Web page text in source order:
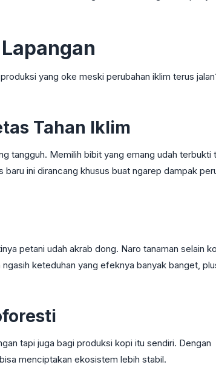
yang oke meski perubahan iklim terus
Tahan Iklim
tangguh. Memilih bibit yang emang udah terbukti
ini dirancang khusus buat ngarep dampak
petani udah akrab dong. Naro tanaman selain
keteduhan yang efeknya banyak banget,
tapi juga bagi produksi kopi itu sendiri. Dengan
menciptakan ekosistem lebih stabil.